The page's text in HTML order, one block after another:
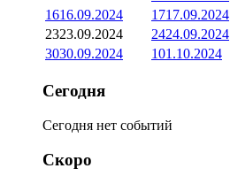
1616.09.2024 1717.09.2024
2323.09.2024 2424.09.2024
3030.09.2024 101.10.2024
Сегодня
Сегодня нет событий
Скоро